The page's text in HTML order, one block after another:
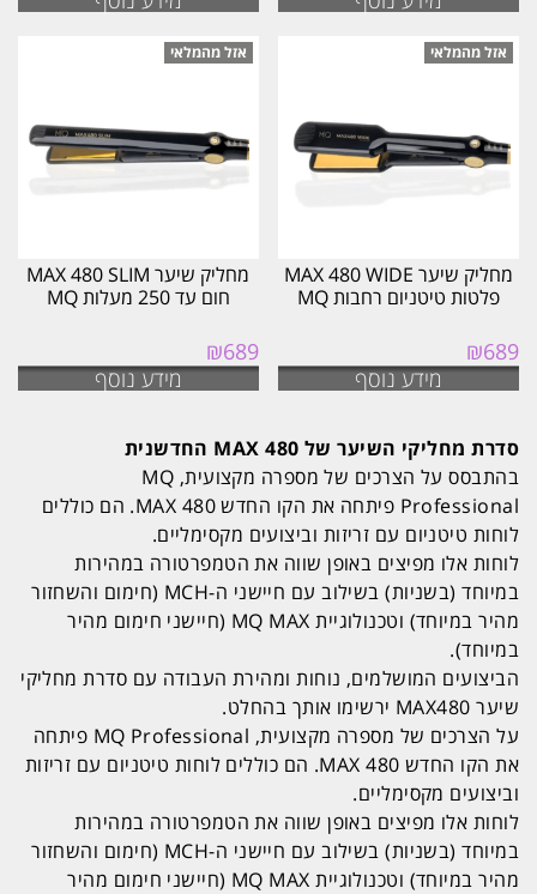
מחליק שיער MAX 480 WIDE
פלטות טיטניום רחבות MQ
₪689
מידע נוסף
מחליק שיער MAX 480 SLIM
חום עד 250 מעלות MQ
₪689
מידע נוסף
סדרת מחליקי השיער של MAX 480 החדשנית
בהתבסס על הצרכים של מספרה מקצועית, MQ
Professional פיתחה את הקו החדש MAX 480. הם כוללים
לוחות טיטניום עם זריזות וביצועים מקסימליים.
לוחות אלו מפיצים באופן שווה את הטמפרטורה במהירות
במיוחד (בשניות) בשילוב עם חיישני ה-MCH (חימום והשחזור
מהיר במיוחד) וטכנולוגיית MQ MAX (חיישני חימום מהיר
במיוחד).
הביצועים המושלמים, נוחות ומהירת העבודה עם סדרת מחליקי
שיער MAX480 ירשימו אותך בהחלט.
על הצרכים של מספרה מקצועית, MQ Professional פיתחה
את הקו החדש MAX 480. הם כוללים לוחות טיטניום עם זריזות
וביצועים מקסימליים.
לוחות אלו מפיצים באופן שווה את הטמפרטורה במהירות
במיוחד (בשניות) בשילוב עם חיישני ה-MCH (חימום והשחזור
מהיר במיוחד) וטכנולוגיית MQ MAX (חיישני חימום מהיר